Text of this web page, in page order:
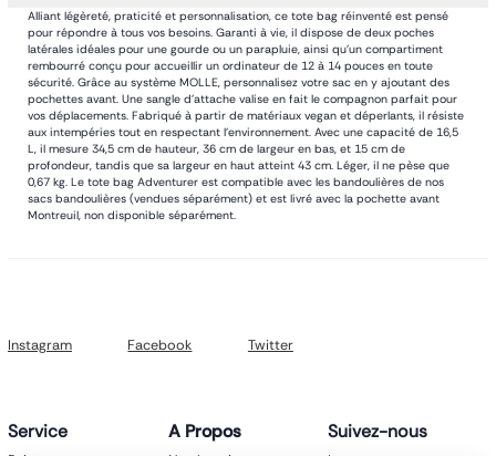
Alliant légèreté, praticité et personnalisation, ce tote bag réinventé est pensé
pour répondre à tous vos besoins. Garanti à vie, il dispose de deux poches
latérales idéales pour une gourde ou un parapluie, ainsi qu’un compartiment
rembourré conçu pour accueillir un ordinateur de 12 à 14 pouces en toute
sécurité. Grâce au système MOLLE, personnalisez votre sac en y ajoutant des
pochettes avant. Une sangle d’attache valise en fait le compagnon parfait pour
vos déplacements. Fabriqué à partir de matériaux vegan et déperlants, il résiste
aux intempéries tout en respectant l’environnement. Avec une capacité de 16,5
L, il mesure 34,5 cm de hauteur, 36 cm de largeur en bas, et 15 cm de
profondeur, tandis que sa largeur en haut atteint 43 cm. Léger, il ne pèse que
0,67 kg. Le tote bag Adventurer est compatible avec les bandoulières de nos
sacs bandoulières (vendues séparément) et est livré avec la pochette avant
Montreuil, non disponible séparément.
Instagram Facebook Twitter
Service A Propos Suivez-nous